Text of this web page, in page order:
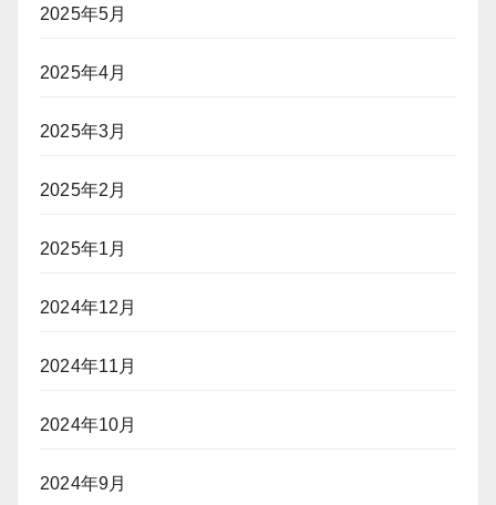
2025年5月
2025年4月
2025年3月
2025年2月
2025年1月
2024年12月
2024年11月
2024年10月
2024年9月